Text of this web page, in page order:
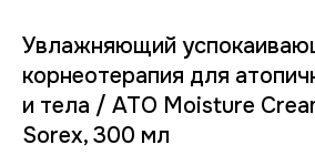
Увлажняющий
корнеотерапия для
и тела / ATO Moisture
Sorex, 300 мл